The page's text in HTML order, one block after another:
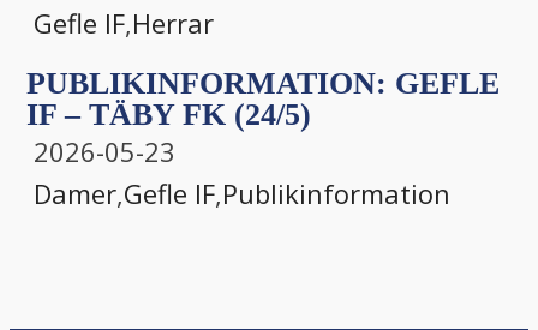
Gefle IF,Herrar
PUBLIKINFORMATION: GEFLE
IF – TÄBY FK (24/5)
2026-05-23
Damer,Gefle IF,Publikinformation